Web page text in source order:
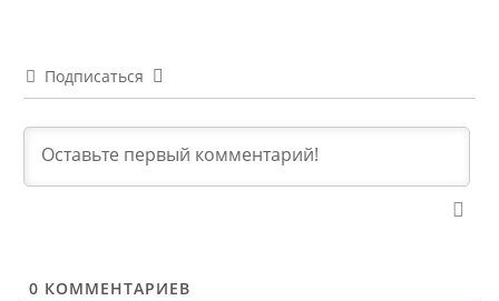
Подписаться
0 КОММЕНТАРИЕВ